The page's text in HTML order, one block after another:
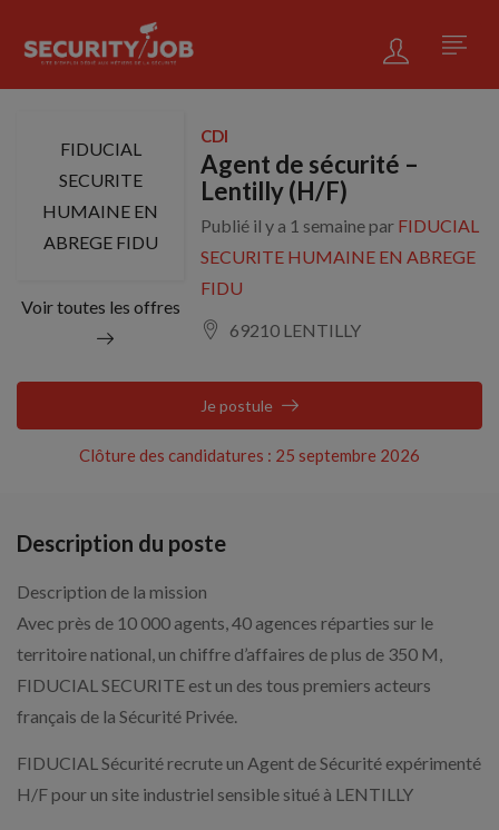
FIDUCIAL
SECURITE
HUMAINE EN
ABREGE FIDU
Voir toutes les offres
CDI
Agent de sécurité –
Lentilly (H/F)
Publié il y a 1 semaine par FIDUCIAL
SECURITE HUMAINE EN ABREGE
FIDU
69210 LENTILLY
Clôture des candidatures : 25 septembre 2026
Je postule
Description du poste
Description de la mission
Avec près de 10 000 agents, 40 agences réparties sur le
territoire national, un chiffre d’affaires de plus de 350 M,
FIDUCIAL SECURITE est un des tous premiers acteurs
français de la Sécurité Privée.
FIDUCIAL Sécurité recrute un Agent de Sécurité expérimenté
H/F pour un site industriel sensible situé à LENTILLY